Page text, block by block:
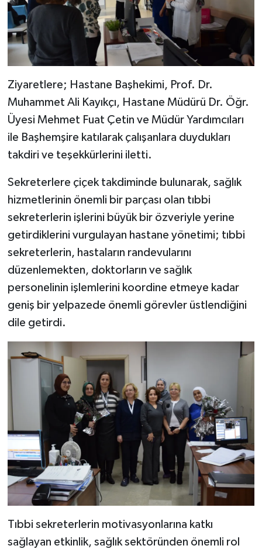
Ziyaretlere; Hastane Başhekimi, Prof. Dr.
Muhammet Ali Kayıkçı, Hastane Müdürü Dr. Öğr.
Üyesi Mehmet Fuat Çetin ve Müdür Yardımcıları
ile Başhemşire katılarak çalışanlara duydukları
takdiri ve teşekkürlerini iletti.
Sekreterlere çiçek takdiminde bulunarak, sağlık
hizmetlerinin önemli bir parçası olan tıbbi
sekreterlerin işlerini büyük bir özveriyle yerine
getirdiklerini vurgulayan hastane yönetimi; tıbbi
sekreterlerin, hastaların randevularını
düzenlemekten, doktorların ve sağlık
personelinin işlemlerini koordine etmeye kadar
geniş bir yelpazede önemli görevler üstlendiğini
dile getirdi.
Tıbbi sekreterlerin motivasyonlarına katkı
sağlayan etkinlik, sağlık sektöründen önemli rol